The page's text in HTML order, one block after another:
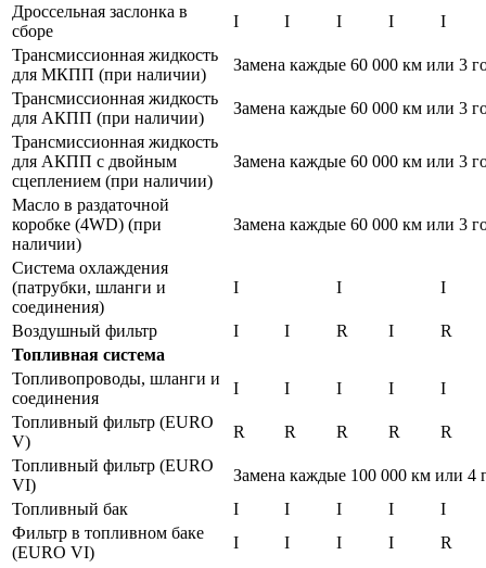
Дроссельная заслонка в
сборе
I I I I
I
Трансмиссионная жидкость
для МКПП (при наличии)
Замена каждые 60 000 км или 3
Трансмиссионная жидкость
для АКПП (при наличии)
Замена каждые 60 000 км или 3
Трансмиссионная жидкость
для АКПП с двойным
сцеплением (при наличии)
Замена каждые 60 000 км или 3
Масло в раздаточной
коробке (4WD) (при
наличии)
Замена каждые 60 000 км или 3
Система охлаждения
(патрубки, шланги и
соединения)
I I I
Воздушный фильтр I I R I
R
Топливная система
Топливопроводы, шланги и
соединения
I I I I
I
Топливный фильтр (EURO
V)
R R R R
R
Топливный фильтр (EURO
VI)
Замена каждые 100 000 км или 4
Топливный бак
I I I I
I
Фильтр в топливном баке
(EURO VI)
I I I I
R